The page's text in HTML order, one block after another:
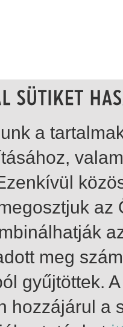
a
meg
gyűjtöttek.
hozzájárul a